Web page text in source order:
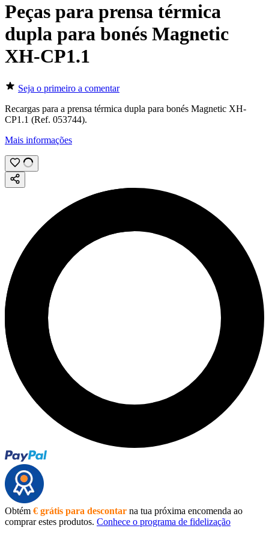
Peças para prensa térmica
dupla para bonés Magnetic
XH-CP1.1
Seja o primeiro a comentar
Recargas para a prensa térmica dupla para bonés Magnetic XH-
CP1.1 (Ref. 053744).
Mais informações
Obtém € grátis para descontar na tua próxima encomenda ao
comprar estes produtos. Conhece o programa de fidelização